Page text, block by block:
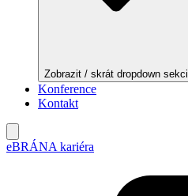
Zobrazit / skrát dropdown sekci
Konference
Kontakt
eBRÁNA kariéra